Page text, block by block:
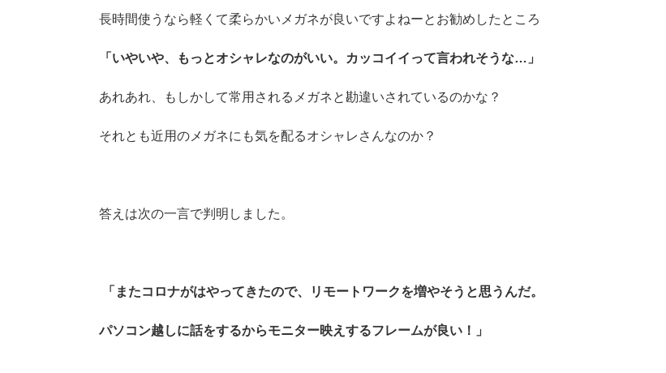
長時間使うなら軽くて柔らかいメガネが良いですよねーとお勧めしたところ
「いやいや、もっとオシャレなのがいい。カッコイイって言われそうな…」
あれあれ、もしかして常用されるメガネと勘違いされているのかな？
それとも近用のメガネにも気を配るオシャレさんなのか？
答えは次の一言で判明しました。
「またコロナがはやってきたので、リモートワークを増やそうと思うんだ。
パソコン越しに話をするからモニター映えするフレームが良い！」